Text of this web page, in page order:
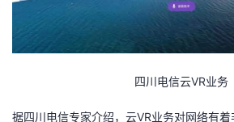
四川电信云VR业务
据四川电信专家介绍，云VR业务对网络有